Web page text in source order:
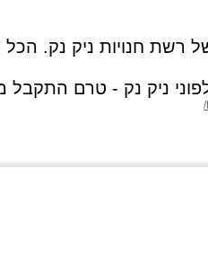
רשת חנויות ניק נק.
ניק נק - טרם התקבל